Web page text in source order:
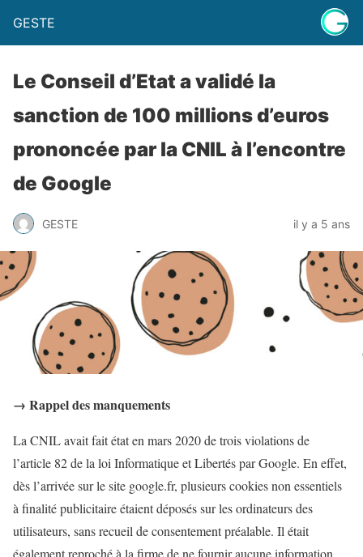
GESTE
Le Conseil d’Etat a validé la
sanction de 100 millions d’euros
prononcée par la CNIL à l’encontre
de Google
GESTE il y a 5 ans
→ Rappel des manquements
La CNIL avait fait état en mars 2020 de trois violations de
l’article 82 de la loi Informatique et Libertés par Google. En effet,
dès l’arrivée sur le site google.fr, plusieurs cookies non essentiels
à finalité publicitaire étaient déposés sur les ordinateurs des
utilisateurs, sans recueil de consentement préalable. Il était
également reproché à la firme de ne fournir aucune information